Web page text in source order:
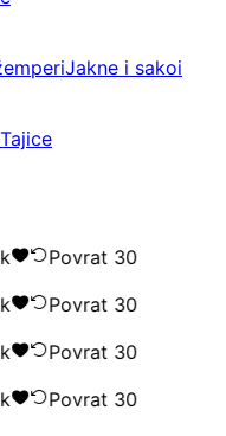
Jakne i sakoi
Tajice
Povrat 30
Povrat 30
Povrat 30
Povrat 30